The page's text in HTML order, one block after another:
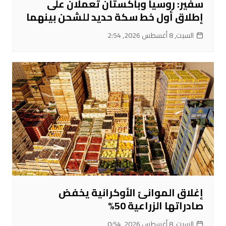
سفير: روسيا وباكستان تعملان على
إطلاق أول خط سكة حديد للشحن بينهما
السبت, 8 أغسطس 2026, 2:54
إغلاق الموانئ الأوكرانية يخفض
صادراتها الزراعية 50%